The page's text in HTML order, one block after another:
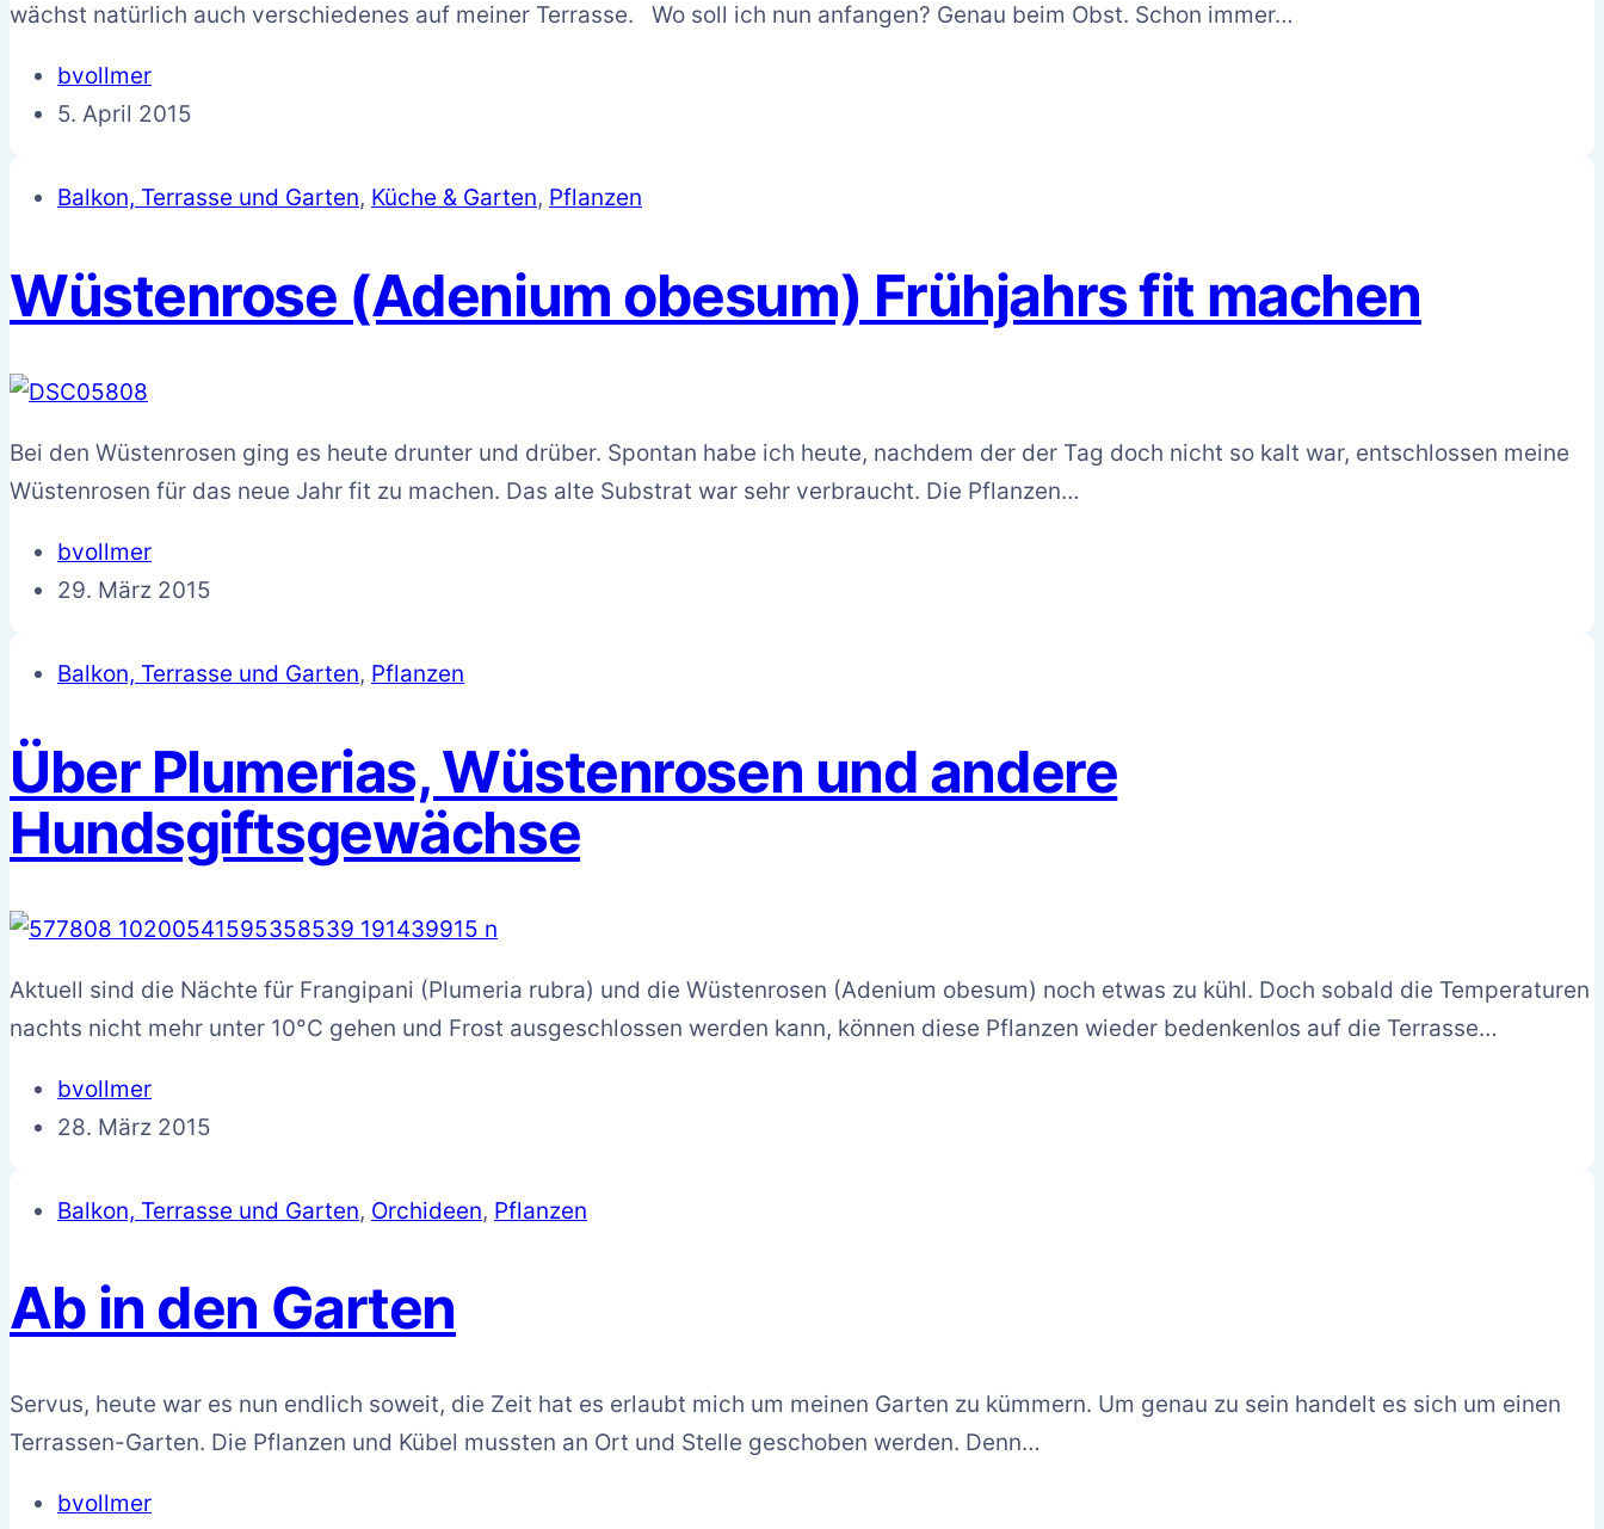
wächst natürlich auch verschiedenes auf meiner Terrasse. Wo soll ich nun anfangen? Genau beim Obst. Schon immer…
bvollmer
5. April 2015
Balkon, Terrasse und Garten, Küche & Garten, Pflanzen
Wüstenrose (Adenium obesum) Frühjahrs fit machen
Bei den Wüstenrosen ging es heute drunter und drüber. Spontan habe ich heute, nachdem der der Tag doch nicht so kalt war, entschlossen meine
Wüstenrosen für das neue Jahr fit zu machen. Das alte Substrat war sehr verbraucht. Die Pflanzen…
bvollmer
29. März 2015
Balkon, Terrasse und Garten, Pflanzen
Über Plumerias, Wüstenrosen und andere
Hundsgiftsgewächse
Aktuell sind die Nächte für Frangipani (Plumeria rubra) und die Wüstenrosen (Adenium obesum) noch etwas zu kühl. Doch sobald die Temperaturen
nachts nicht mehr unter 10°C gehen und Frost ausgeschlossen werden kann, können diese Pflanzen wieder bedenkenlos auf die Terrasse…
bvollmer
28. März 2015
Balkon, Terrasse und Garten, Orchideen, Pflanzen
Ab in den Garten
Servus, heute war es nun endlich soweit, die Zeit hat es erlaubt mich um meinen Garten zu kümmern. Um genau zu sein handelt es sich um einen
Terrassen-Garten. Die Pflanzen und Kübel mussten an Ort und Stelle geschoben werden. Denn…
bvollmer